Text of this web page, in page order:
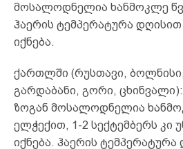
მოსალოდნელია ხანმოკლე
ჰაერის ტემპერატურა დღისით
იქნება.
ქართლში (რუსთავი,
გარდაბანი, გორი, ცხინვალი):
ზოგან მოსალოდნელია
ელჭექით, 1-2 სექტემბერს კი
იქნება. ჰაერის ტემპერატურა